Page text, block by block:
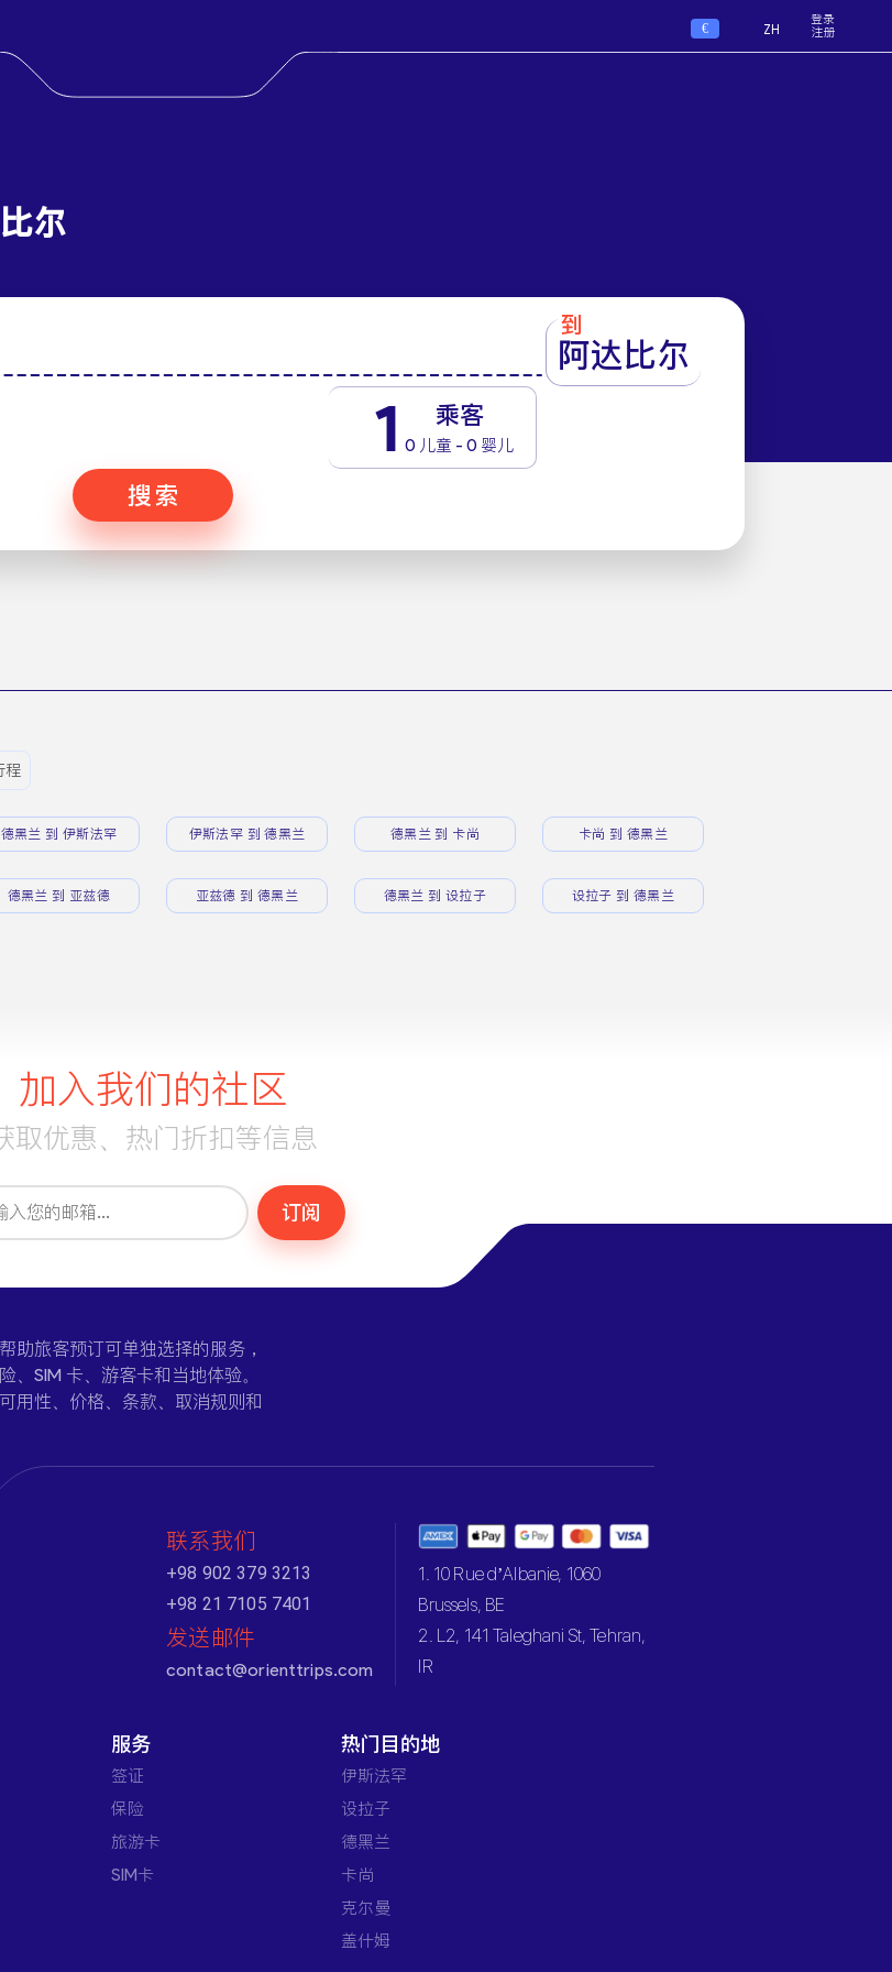
€ ZH
登录
注册
尔
到
阿达比尔
1 乘客
0 儿童 - 0 婴儿
搜索
程
德黑兰 到 伊斯法罕 伊斯法罕 到 德黑兰 德黑兰 到 卡尚 卡尚 到 德黑兰
德黑兰 到 亚兹德 亚兹德 到 德黑兰 德黑兰 到 设拉子 设拉子 到 德黑兰
加入我们的社区
取优惠、热门折扣等信息
订阅
助旅客预订可单独选择的服务，
SIM 卡、游客卡和当地体验。
用性、价格、条款、取消规则和
联系我们
+98 902 379 3213
+98 21 7105 7401
发送邮件
contact@orienttrips.com
1. 10 Rue d’Albanie, 1060
Brussels, BE
2. L2, 141 Taleghani St, Tehran,
IR
服务
签证
保险
旅游卡
SIM卡
热门目的地
伊斯法罕
设拉子
德黑兰
卡尚
克尔曼
盖什姆